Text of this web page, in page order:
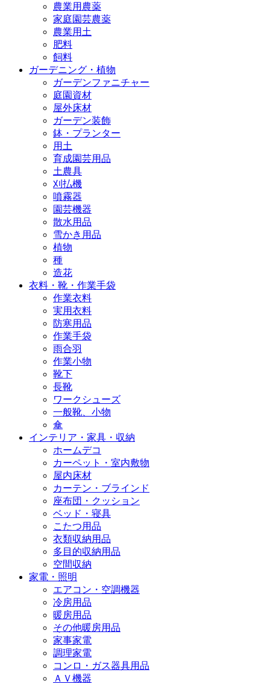
農業用農薬
家庭園芸農薬
農業用土
肥料
飼料
ガーデニング・植物
ガーデンファニチャー
庭園資材
屋外床材
ガーデン装飾
鉢・プランター
用土
育成園芸用品
土農具
刈払機
噴霧器
園芸機器
散水用品
雪かき用品
植物
種
造花
衣料・靴・作業手袋
作業衣料
実用衣料
防寒用品
作業手袋
雨合羽
作業小物
靴下
長靴
ワークシューズ
一般靴、小物
傘
インテリア・家具・収納
ホームデコ
カーペット・室内敷物
屋内床材
カーテン・ブラインド
座布団・クッション
ベッド・寝具
こたつ用品
衣類収納用品
多目的収納用品
空間収納
家電・照明
エアコン・空調機器
冷房用品
暖房用品
その他暖房用品
家事家電
調理家電
コンロ・ガス器具用品
ＡＶ機器